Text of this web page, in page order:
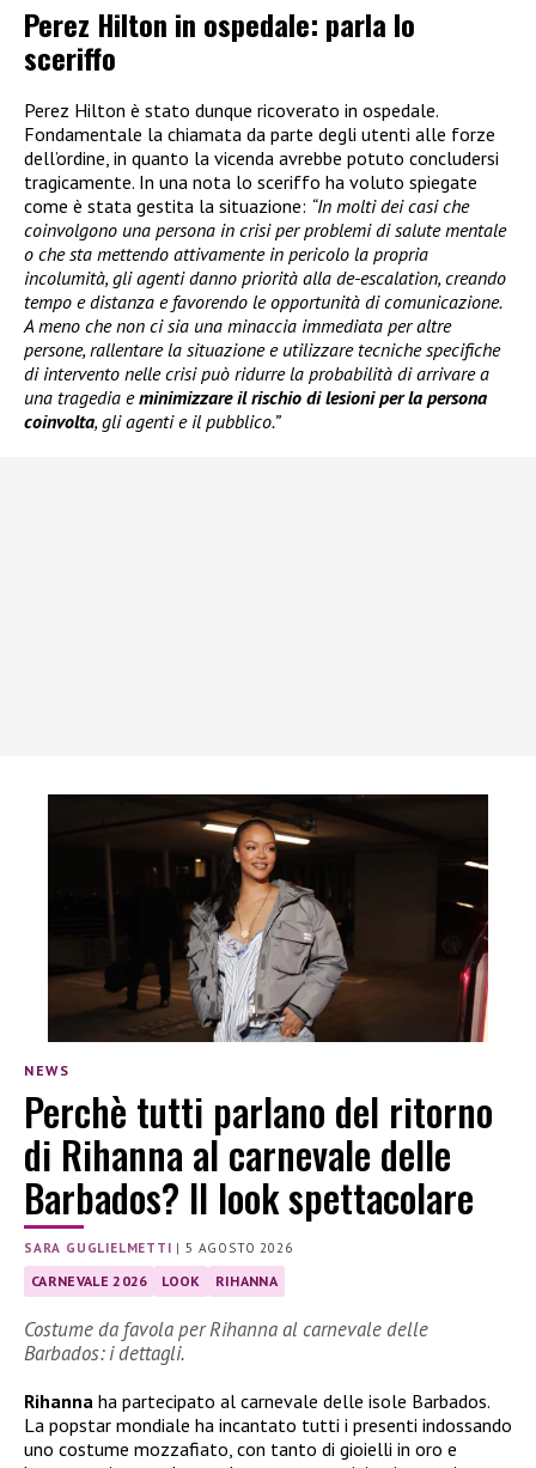
Perez Hilton in ospedale: parla lo
sceriffo
Perez Hilton è stato dunque ricoverato in ospedale.
Fondamentale la chiamata da parte degli utenti alle forze
dell’ordine, in quanto la vicenda avrebbe potuto concludersi
tragicamente. In una nota lo sceriffo ha voluto spiegate
come è stata gestita la situazione: “In molti dei casi che
coinvolgono una persona in crisi per problemi di salute mentale
o che sta mettendo attivamente in pericolo la propria
incolumità, gli agenti danno priorità alla de-escalation, creando
tempo e distanza e favorendo le opportunità di comunicazione.
A meno che non ci sia una minaccia immediata per altre
persone, rallentare la situazione e utilizzare tecniche specifiche
di intervento nelle crisi può ridurre la probabilità di arrivare a
una tragedia eminimizzare il rischio di lesioni per la persona
coinvolta, gli agenti e il pubblico.”
NEWS
Perchè tutti parlano del ritorno
di Rihanna al carnevale delle
Barbados? Il look spettacolare
SARA GUGLIELMETTI |5 AGOSTO 2026
CARNEVALE 2026 LOOK RIHANNA
Costume da favola per Rihanna al carnevale delle
Barbados: i dettagli.
Rihanna ha partecipato al carnevale delle isole Barbados.
La popstar mondiale ha incantato tutti i presenti indossando
uno costume mozzafiato, con tanto di gioielli in oro e